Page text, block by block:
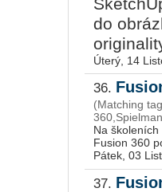
do
Úterý, 14
36.
(Matching
Na
Fusion 360
Pátek, 03
37.